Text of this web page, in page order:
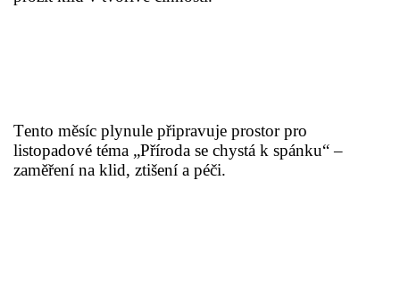
SPONZOŘI
Tento měsíc plynule připravuje prostor pro
listopadové téma „Příroda se chystá k spánku“ –
zaměření na klid, ztišení a péči.